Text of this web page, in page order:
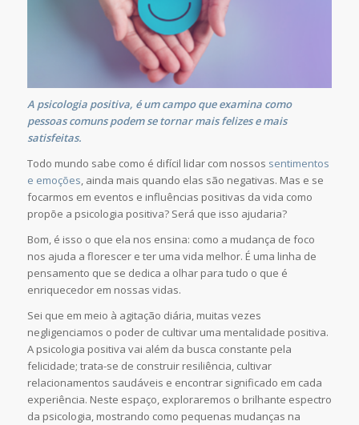
A psicologia positiva, é um campo que examina como
pessoas comuns podem se tornar mais felizes e mais
satisfeitas.
Todo mundo sabe como é difícil lidar com nossos sentimentos
e emoções, ainda mais quando elas são negativas. Mas e se
focarmos em eventos e influências positivas da vida como
propõe a psicologia positiva? Será que isso ajudaria?
Bom, é isso o que ela nos ensina: como a mudança de foco
nos ajuda a florescer e ter uma vida melhor. É uma linha de
pensamento que se dedica a olhar para tudo o que é
enriquecedor em nossas vidas.
Sei que em meio à agitação diária, muitas vezes
negligenciamos o poder de cultivar uma mentalidade positiva.
A psicologia positiva vai além da busca constante pela
felicidade; trata-se de construir resiliência, cultivar
relacionamentos saudáveis e encontrar significado em cada
experiência. Neste espaço, exploraremos o brilhante espectro
da psicologia, mostrando como pequenas mudanças na